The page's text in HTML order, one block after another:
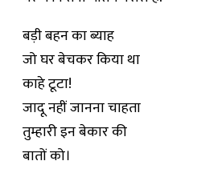
बड़ी बहन का ब्याह
जो घर बेचकर किया था
काहे टूटा!
जादू नहीं जानना चाहता
तुम्हारी इन बेकार की
बातों को।